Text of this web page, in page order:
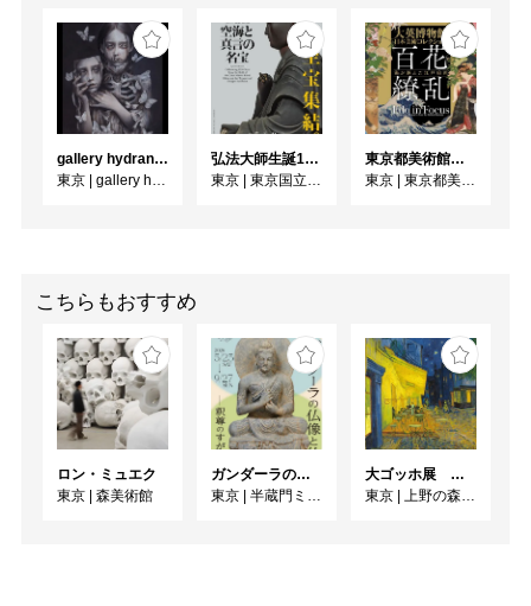
gallery hydrangea 企画公募展『 夏夜の蝶 』
東京
gallery hydrangea
弘法大師生誕1250年記念 特別展「空海と真言の名宝」
東京
東京国立博物館
東京都美術館開館100周年記念 大英博物館日本美術コレクション 百花繚乱〜海を越えた江戸絵画
東京
東京都美術館
こちらもおすすめ
ロン・ミュエク
東京
森美術館
ガンダーラの仏像と仏伝ー釈尊のすがたー
東京
半蔵門ミュージアム
大ゴッホ展 夜のカフェテラス
東京
上野の森美術館